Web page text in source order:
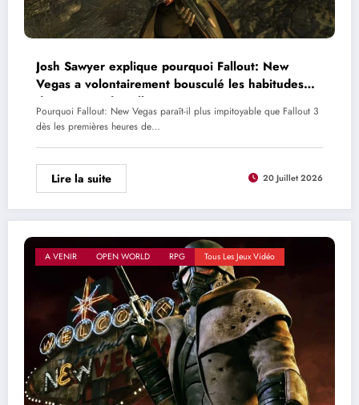
Josh Sawyer explique pourquoi Fallout: New
Vegas a volontairement bousculé les habitudes
des joueurs de Fallout 3
Pourquoi Fallout: New Vegas paraît-il plus impitoyable que Fallout 3
dès les premières heures de…
Lire la suite 20 Juillet 2026
A VENIR OPEN WORLD RPG Tous Les Jeux Vidéo